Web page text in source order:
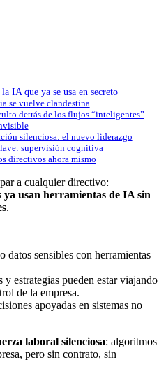
IA que ya se usa en secreto
se vuelve clandestina
detrás de los flujos “inteligentes”
silenciosa: el nuevo liderazgo
supervisión cognitiva
directivos ahora mismo
a cualquier directivo:
ya usan herramientas de IA sin
.
datos sensibles con herramientas
estrategias pueden estar viajando
de la empresa.
apoyadas en sistemas no
laboral silenciosa: algoritmos
pero sin contrato, sin